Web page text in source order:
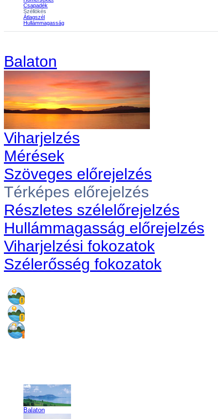
Balaton
Viharjelzés
Mérések
Szöveges előrejelzés
Térképes előrejelzés
Részletes szélelőrejelzés
Hullámmagasság előrejelzés
Viharjelzési fokozatok
Szélerősség fokozatok
Balaton